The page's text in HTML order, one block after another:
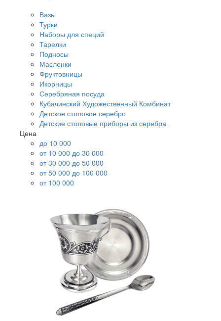
Вазы
Турки
Наборы для специй
Тарелки
Подносы
Масленки
Фруктовницы
Икорницы
Серебряная посуда
Кубачинский Художественный Комбинат
Детское столовое серебро
Детские столовые приборы из серебра
Цена
до 10 000
от 10 000 до 30 000
от 30 000 до 50 000
от 50 000 до 100 000
от 100 000